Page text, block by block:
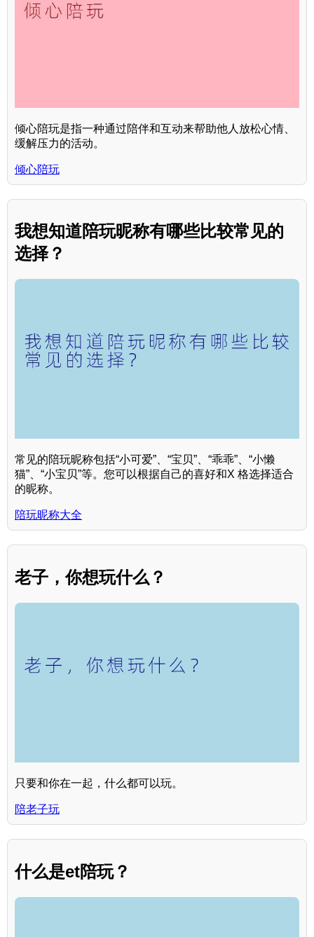
倾心陪玩是指一种通过陪伴和互动来帮助他人放松心情、
缓解压力的活动。
倾心陪玩
我想知道陪玩昵称有哪些比较常见的
选择？
常见的陪玩昵称包括“小可爱”、“宝贝”、“乖乖”、“小懒
猫”、“小宝贝”等。您可以根据自己的喜好和X 格选择适合
的昵称。
陪玩昵称大全
老子，你想玩什么？
只要和你在一起，什么都可以玩。
陪老子玩
什么是et陪玩？